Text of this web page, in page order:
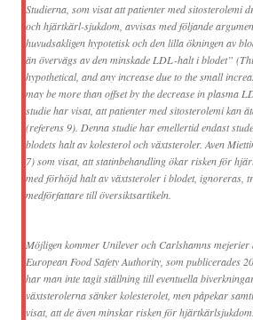
Studierna, som visat att patienter med sitosterolemi
och hjärtkärl-sjukdom, avvisas med följande
huvudsakligen hypotetisk och den lilla ökningen av
än övervägs av den minskade LDL-halt i blodet”
hypothetical, and any increase due to the small
may be more than offset by the decrease in plasma
studie har visat, att patienter med sitosterolemi kan
(referens 9). Denna studie har emellertid endast
blodets halt av kolesterol och växtsteroler. Aven
7) som visat, att statinbehandling ökar risken för
med förhöjd halt av växtsteroler i blodet, ignoreras,
medförfattare till översiktsartikeln.
Möjligen kommer Unilever och Carlshamns
European Food Safety Authority, som publicerades
har man inte tagit ställning till eventuella
växtsterolerna sänker kolesterolet, men påpekar
visat, att de även minskar risken för